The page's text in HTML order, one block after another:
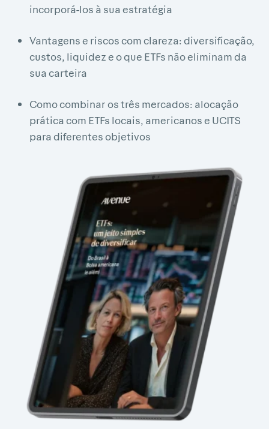
incorporá-los à sua estratégia
Vantagens e riscos com clareza: diversificação,
custos, liquidez e o que ETFs não eliminam da
sua carteira
Como combinar os três mercados: alocação
prática com ETFs locais, americanos e UCITS
para diferentes objetivos